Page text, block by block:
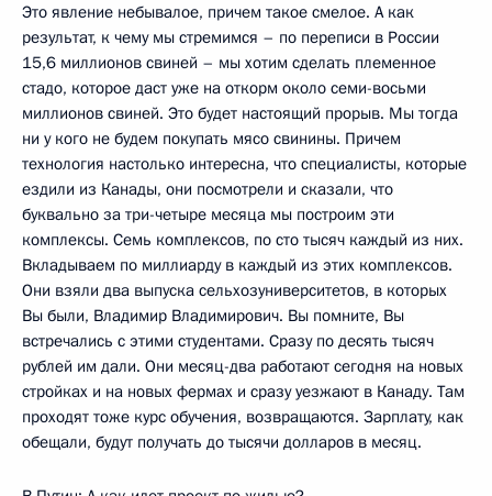
Это явление небывалое, причем такое смелое. А как
результат, к чему мы стремимся – по переписи в России
15,6 миллионов свиней – мы хотим сделать племенное
стадо, которое даст уже на откорм около семи-восьми
миллионов свиней. Это будет настоящий прорыв. Мы тогда
ни у кого не будем покупать мясо свинины. Причем
технология настолько интересна, что специалисты, которые
ездили из Канады, они посмотрели и сказали, что
буквально за три-четыре месяца мы построим эти
комплексы. Семь комплексов, по сто тысяч каждый из них.
Вкладываем по миллиарду в каждый из этих комплексов.
Они взяли два выпуска сельхозуниверситетов, в которых
Вы были, Владимир Владимирович. Вы помните, Вы
встречались с этими студентами. Сразу по десять тысяч
рублей им дали. Они месяц-два работают сегодня на новых
стройках и на новых фермах и сразу уезжают в Канаду. Там
проходят тоже курс обучения, возвращаются. Зарплату, как
обещали, будут получать до тысячи долларов в месяц.